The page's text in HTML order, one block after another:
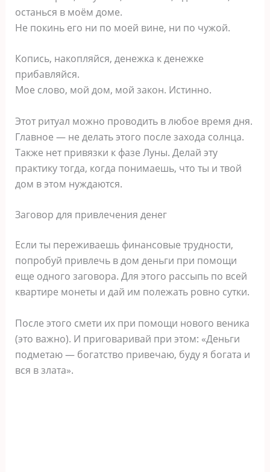
останься в моём доме.
Не покинь его ни по моей вине, ни по чужой.
Копись, накопляйся, денежка к денежке
прибавляйся.
Мое слово, мой дом, мой закон. Истинно.
Этот ритуал можно проводить в любое время дня.
Главное — не делать этого после захода солнца.
Также нет привязки к фазе Луны. Делай эту
практику тогда, когда понимаешь, что ты и твой
дом в этом нуждаются.
Заговор для привлечения денег
Если ты переживаешь финансовые трудности,
попробуй привлечь в дом деньги при помощи
еще одного заговора. Для этого рассыпь по всей
квартире монеты и дай им полежать ровно сутки.
После этого смети их при помощи нового веника
(это важно). И приговаривай при этом: «Деньги
подметаю — богатство привечаю, буду я богата и
вся в злата».